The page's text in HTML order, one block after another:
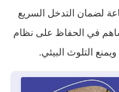
لضمان التدخل السريع
في الحفاظ على نظام
التلوث البيئي.